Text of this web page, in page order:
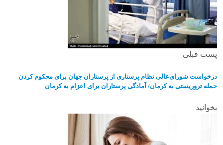
پست قبلی
درخواست شورای‌عالی نظام پرستاری از پرستاران جهان برای محکوم کردن
حمله تروریستی به کرمان/ آمادگی پرستاران برای اعزام به کرمان
بخوانید